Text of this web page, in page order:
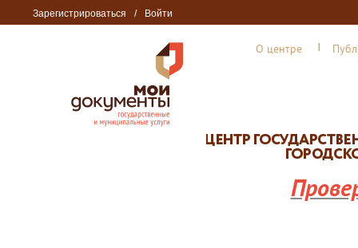
Зарегистрироваться / Войти
О центре